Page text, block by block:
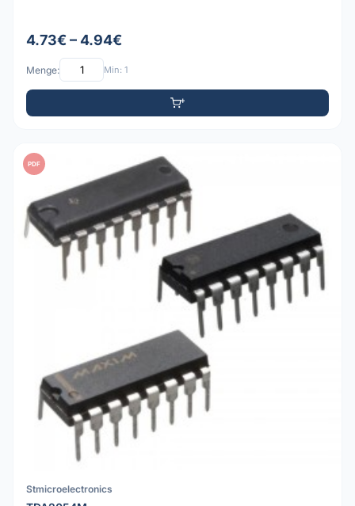
4.73€ – 4.94€
Menge: Min: 1
PDF
Stmicroelectronics